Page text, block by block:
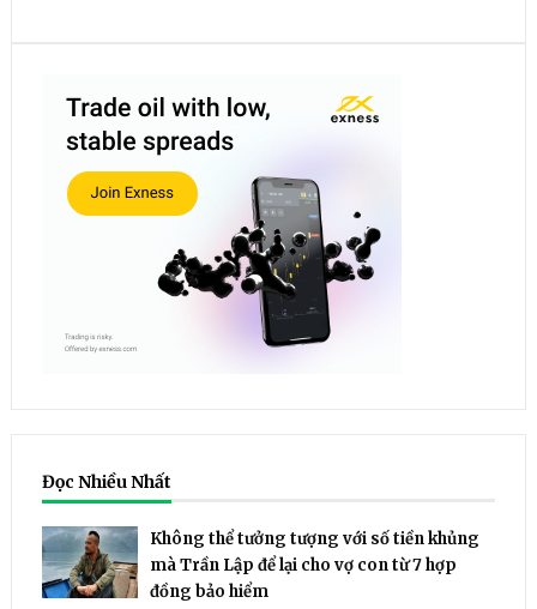
Đọc Nhiều Nhất
Không thể tưởng tượng với số tiền khủng
mà Trần Lập để lại cho vợ con từ 7 hợp
đồng bảo hiểm